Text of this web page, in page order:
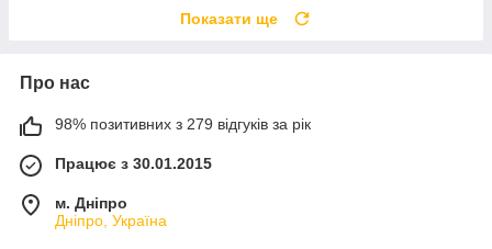
Показати ще
Про нас
98% позитивних з 279 відгуків за рік
Працює з 30.01.2015
м. Дніпро
Дніпро, Україна